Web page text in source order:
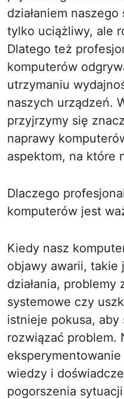
działaniem
tylko uciążliwy, ale
Dlatego też
komputerów
utrzymaniu
naszych urządzeń.
przyjrzymy się
naprawy
aspektom, na które
Dlaczego
komputerów jest
Kiedy nasz
objawy awarii, takie
działania, problemy
systemowe czy
istnieje pokusa,
rozwiązać problem.
wiedzy i
pogorszenia